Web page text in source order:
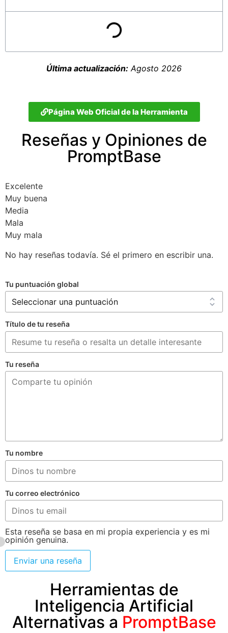
Última actualización: Agosto 2026
Página Web Oficial de la Herramienta
Reseñas y Opiniones de
PromptBase
Excelente
Muy buena
Media
Mala
Muy mala
No hay reseñas todavía. Sé el primero en escribir una.
Tu puntuación global
Título de tu reseña
Tu reseña
Tu nombre
Tu correo electrónico
Esta reseña se basa en mi propia experiencia y es mi
opinión genuina.
Enviar una reseña
Herramientas de
Inteligencia Artificial
Alternativas a PromptBase